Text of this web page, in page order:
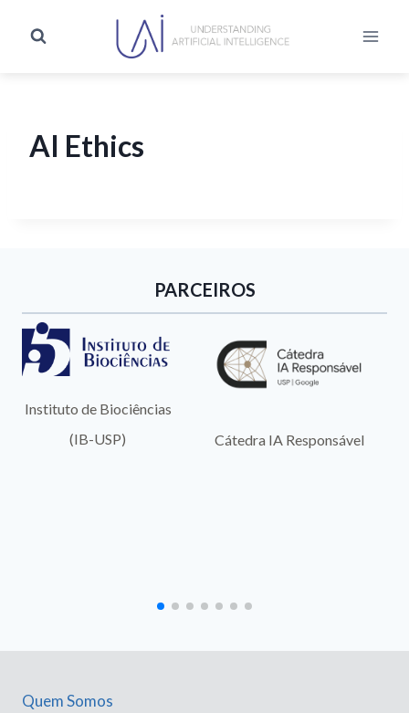
AI Ethics
PARCEIROS
Instituto de Biociências
(IB-USP)
Cátedra IA Responsável
Quem Somos